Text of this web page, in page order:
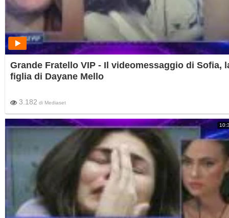
Grande Fratello VIP - Il videomessaggio di Sofia,
figlia di Dayane Mello
3.182 di Mediaset